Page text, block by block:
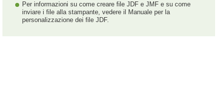
Per informazioni su come creare file JDF e JMF e su come
inviare i file alla stampante, vedere il Manuale per la
personalizzazione dei file JDF.